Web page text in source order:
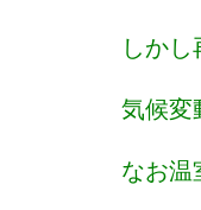
しか
気候変
なお温